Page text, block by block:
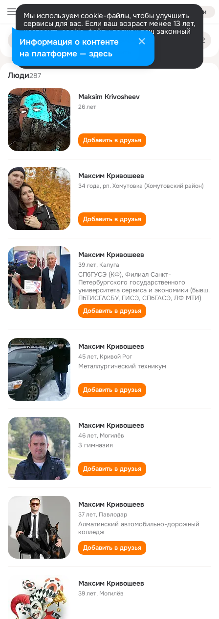
Войти
Мы используем cookie-файлы, чтобы улучшить
сервисы для вас. Если ваш возраст менее 13 лет,
настроить cookie-файлы должен ваш законный
представитель. Больше информации
Разрешить все Настроить
Поиск
людям
maksim krivosheev
Люди287
Maksim Krivosheev
26 лет
Добавить в друзья
Максим Кривошеев
34 года,рп. Хомутовка (Хомутовский район)
Добавить в друзья
Максим Кривошеев
39 лет, Калуга
СПбГУСЭ (КФ), Филиал Санкт-
Петербургского государственного
университета сервиса и экономики (бывш.
ПбТИСГАСБУ, ГИСЭ, СПбГАСЭ, ЛФ МТИ)
Добавить в друзья
Максим Кривошеев
45 лет, Кривой Рог
Металлургический техникум
Добавить в друзья
Максим Кривошеев
46 лет, Могилёв
3 гимназия
Добавить в друзья
Максим Кривошеев
37 лет, Павлодар
Алматинский автомобильно-дорожный
колледж
Добавить в друзья
Максим Кривошеев
39 лет, Могилёв
Информация о контенте
на платформе — здесь